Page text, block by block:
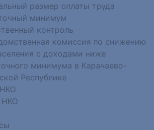
размер оплаты труда
минимум
контроль
комиссия по снижению
с доходами ниже
минимума в Карачаево-
Республике
НКО